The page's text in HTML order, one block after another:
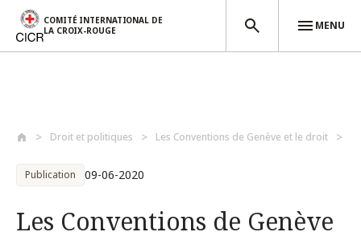
COMITÉ INTERNATIONAL DE
LA CROIX-ROUGE
MENU
Droit et politiques Les Conventions de Genève et le droit
Publication 09-06-2020
Les Conventions de Genève